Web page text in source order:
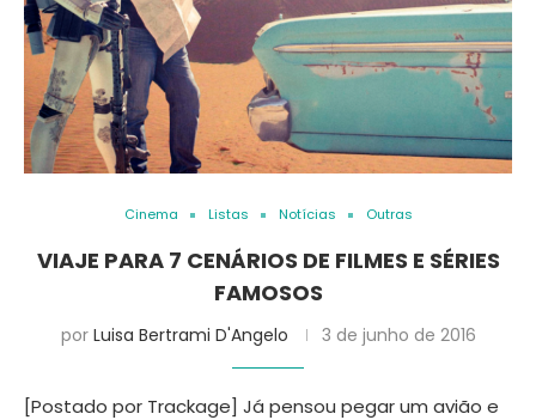
Cinema Listas Notícias Outras
VIAJE PARA 7 CENÁRIOS DE FILMES E SÉRIES
FAMOSOS
por Luisa Bertrami D'Angelo 3 de junho de 2016
[Postado por Trackage] Já pensou pegar um avião e